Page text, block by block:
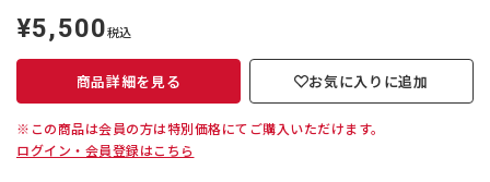
定
価
¥5,500税込
商品詳細を見る お気に入りに追加
※この商品は会員の方は特別価格にてご購入いただけます。
ログイン・会員登録はこちら